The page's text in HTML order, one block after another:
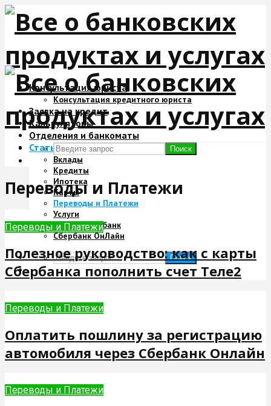
Консультация юриста
Консультация кредитного юриста
Заявка на кредит
Калькуляторы
Отделения и банкоматы
Статьи
Вклады
Кредиты
Ипотека
Карты
Переводы и Платежи
Услуги
Мобильный банк
Сбербанк ОнЛайн
Поиск
Поиск
Переводы и Платежи
Переводы и Платежи
Полезное руководство: как с карты
Сбербанка пополнить счет Теле2
Переводы и Платежи
Оплатить пошлину за регистрацию
автомобиля через Сбербанк Онлайн
Переводы и Платежи